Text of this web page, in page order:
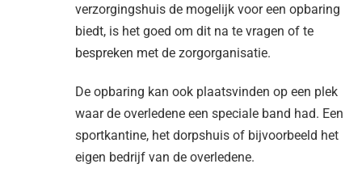
verzorgingshuis de mogelijk voor een opbaring
biedt, is het goed om dit na te vragen of te
bespreken met de zorgorganisatie.
De opbaring kan ook plaatsvinden op een plek
waar de overledene een speciale band had. Een
sportkantine, het dorpshuis of bijvoorbeeld het
eigen bedrijf van de overledene.